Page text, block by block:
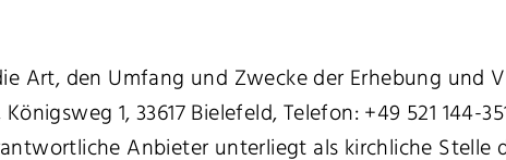
Art, den Umfang und Zwecke der Erhebung und
1, 33617 Bielefeld, Telefon: +49 521 144-
Anbieter unterliegt als kirchliche